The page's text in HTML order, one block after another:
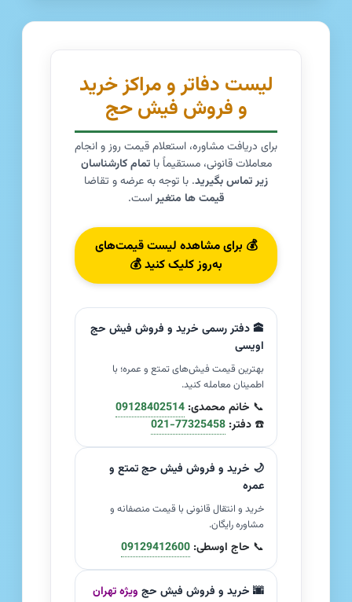
لیست دفاتر و مراکز خرید
و فروش فیش حج
برای دریافت مشاوره، استعلام قیمت روز و انجام
معاملات قانونی، مستقیماً باتمام کارشناسان
زیر تماس بگیرید. با توجه به عرضه و تقاضا
قیمت ها متغیراست.
💰 برای مشاهده لیست قیمت‌های
به‌روز کلیک کنید 💰
🕋 دفتر رسمی خرید و فروش فیش حج
اویسی
بهترین قیمت فیش‌های تمتع و عمره؛ با
اطمینان معامله کنید.
📞 خانم محمدی: 09128402514
☎️ دفتر: 021-77325458
🌙 خرید و فروش فیش حج تمتع و
عمره
خرید و انتقال قانونی با قیمت منصفانه و
مشاوره رایگان.
📞 حاج اوسطی: 09129412600
🌆 خرید و فروش فیش حج ویژه تهران